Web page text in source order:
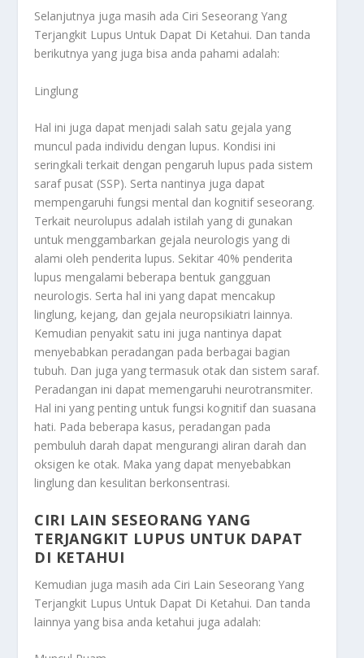
Selanjutnya juga masih ada Ciri Seseorang Yang
Terjangkit Lupus Untuk Dapat Di Ketahui. Dan tanda
berikutnya yang juga bisa anda pahami adalah:
Linglung
Hal ini juga dapat menjadi salah satu gejala yang
muncul pada individu dengan lupus. Kondisi ini
seringkali terkait dengan pengaruh lupus pada sistem
saraf pusat (SSP). Serta nantinya juga dapat
mempengaruhi fungsi mental dan kognitif seseorang.
Terkait neurolupus adalah istilah yang di gunakan
untuk menggambarkan gejala neurologis yang di
alami oleh penderita lupus. Sekitar 40% penderita
lupus mengalami beberapa bentuk gangguan
neurologis. Serta hal ini yang dapat mencakup
linglung, kejang, dan gejala neuropsikiatri lainnya.
Kemudian penyakit satu ini juga nantinya dapat
menyebabkan peradangan pada berbagai bagian
tubuh. Dan juga yang termasuk otak dan sistem saraf.
Peradangan ini dapat memengaruhi neurotransmiter.
Hal ini yang penting untuk fungsi kognitif dan suasana
hati. Pada beberapa kasus, peradangan pada
pembuluh darah dapat mengurangi aliran darah dan
oksigen ke otak. Maka yang dapat menyebabkan
linglung dan kesulitan berkonsentrasi.
CIRI LAIN SESEORANG YANG
TERJANGKIT LUPUS UNTUK DAPAT
DI KETAHUI
Kemudian juga masih ada Ciri Lain Seseorang Yang
Terjangkit Lupus Untuk Dapat Di Ketahui. Dan tanda
lainnya yang bisa anda ketahui juga adalah: